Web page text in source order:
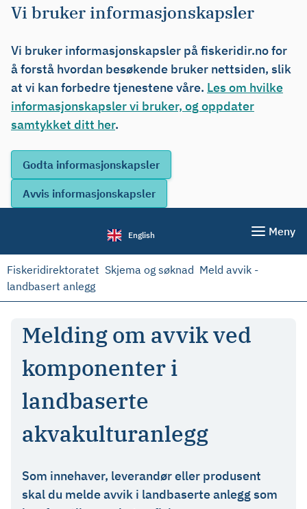
Vi bruker informasjonskapsler
Vi bruker informasjonskapsler på fiskeridir.no for
å forstå hvordan besøkende bruker nettsiden, slik
at vi kan forbedre tjenestene våre. Les om hvilke
informasjonskapsler vi bruker, og oppdater
samtykket ditt her.
English Meny
Fiskeridirektoratet Skjema og søknad Meld avvik -
landbasert anlegg
Melding om avvik ved
komponenter i
landbaserte
akvakulturanlegg
Som innehaver, leverandør eller produsent
skal du melde avvik i landbaserte anlegg som